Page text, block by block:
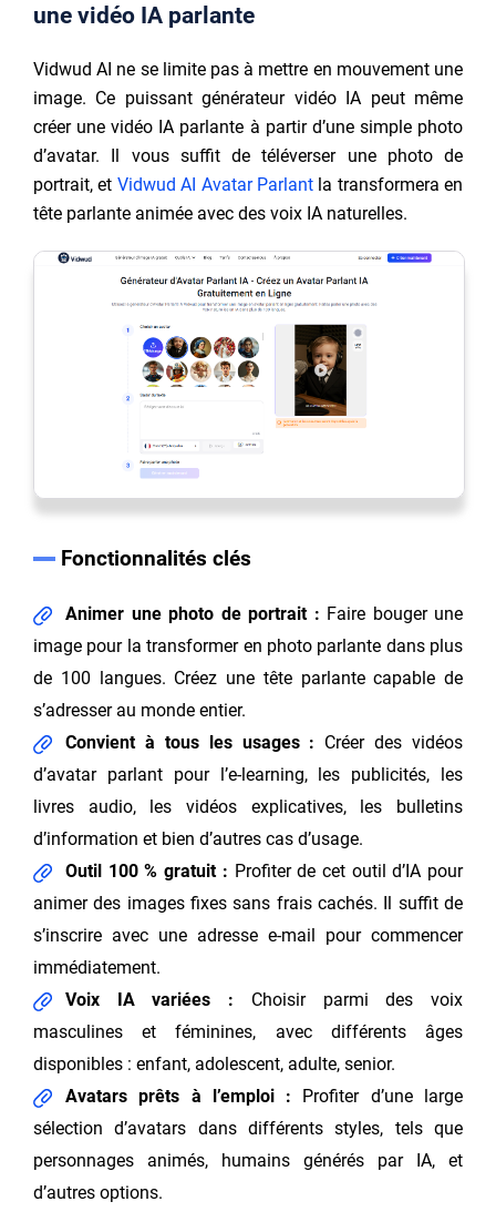
une vidéo IA parlante
Vidwud AI ne se limite pas à mettre en mouvement une
image. Ce puissant générateur vidéo IA peut même
créer une vidéo IA parlante à partir d’une simple photo
d’avatar. Il vous suffit de téléverser une photo de
portrait, et Vidwud AI Avatar Parlantla transformera en
tête parlante animée avec des voix IA naturelles.
Fonctionnalités clés
Animer une photo de portrait : Faire bouger une
image pour la transformer en photo parlante dans plus
de 100 langues. Créez une tête parlante capable de
s’adresser au monde entier.
Convient à tous les usages : Créer des vidéos
d’avatar parlant pour l’e-learning, les publicités, les
livres audio, les vidéos explicatives, les bulletins
d’information et bien d’autres cas d’usage.
Outil 100 % gratuit : Profiter de cet outil d’IA pour
animer des images fixes sans frais cachés. Il suffit de
s’inscrire avec une adresse e-mail pour commencer
immédiatement.
Voix IA variées : Choisir parmi des voix
masculines et féminines, avec différents âges
disponibles : enfant, adolescent, adulte, senior.
Avatars prêts à l’emploi : Profiter d’une large
sélection d’avatars dans différents styles, tels que
personnages animés, humains générés par IA, et
d’autres options.